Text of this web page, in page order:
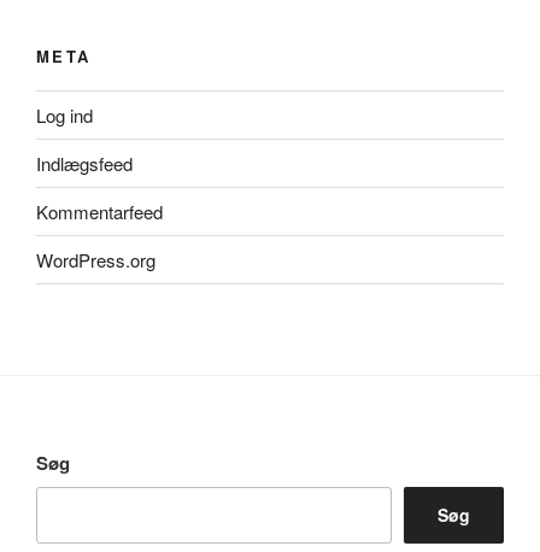
META
Log ind
Indlægsfeed
Kommentarfeed
WordPress.org
Søg
Søg